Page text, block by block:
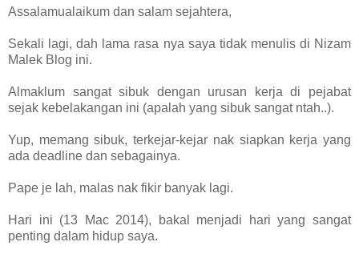
Assalamualaikum dan salam sejahtera,
Sekali lagi, dah lama rasa nya saya tidak menulis di Nizam
Malek Blog ini.
Almaklum sangat sibuk dengan urusan kerja di pejabat
sejak kebelakangan ini (apalah yang sibuk sangat ntah..).
Yup, memang sibuk, terkejar-kejar nak siapkan kerja yang
ada deadline dan sebagainya.
Pape je lah, malas nak fikir banyak lagi.
Hari ini (13 Mac 2014), bakal menjadi hari yang sangat
penting dalam hidup saya.